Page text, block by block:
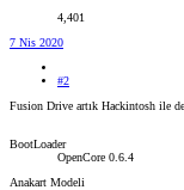
4,401
7 Nis 2020
#2
Fusion Drive artık Hackintosh ile
BootLoader
OpenCore 0.6.4
Anakart Modeli